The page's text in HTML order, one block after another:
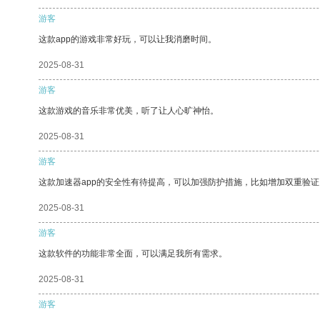
游客
这款app的游戏非常好玩，可以让我消磨时间。
2025-08-31
游客
这款游戏的音乐非常优美，听了让人心旷神怡。
2025-08-31
游客
这款加速器app的安全性有待提高，可以加强防护措施，比如增加双重验
2025-08-31
游客
这款软件的功能非常全面，可以满足我所有需求。
2025-08-31
游客